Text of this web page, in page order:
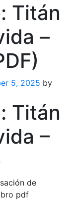
Titán
–
5, 2025 by
Titán
–
de
pdf